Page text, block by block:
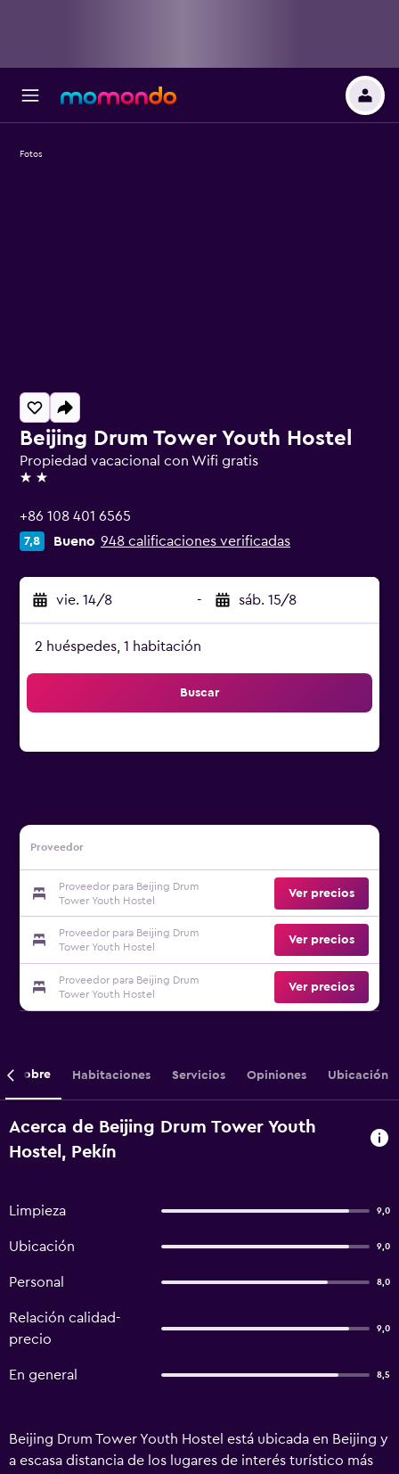
Beijing Drum Tower Youth Hostel
Propiedad vacacional con Wifi gratis
2 estrellas
+86 108 401 6565
7,8 Bueno 948 calificaciones verificadas
vie. 14/8 - sáb. 15/8
2 huéspedes, 1 habitación
Buscar
Proveedor
Proveedor para Beijing Drum
Tower Youth Hostel
Ver precios
Proveedor para Beijing Drum
Tower Youth Hostel
Ver precios
Proveedor para Beijing Drum
Tower Youth Hostel
Ver precios
Fotos
Sobre Habitaciones Servicios Opiniones Ubicación
Acerca de Beijing Drum Tower Youth
Hostel, Pekín
Limpieza 9,0
Ubicación 9,0
Personal 8,0
Relación calidad-
precio
9,0
En general 8,5
Beijing Drum Tower Youth Hostel está ubicada en Beijing y
a escasa distancia de los lugares de interés turístico más